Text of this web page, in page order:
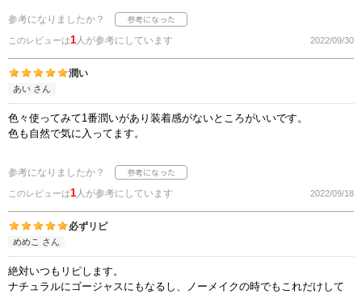
参考になりましたか？
このレビューは1人が参考にしています 2022/09/30
潤い
あい さん
色々使ってみて1番潤いがあり装着感がないところがいいです。
色も自然で気に入ってます。
参考になりましたか？
このレビューは1人が参考にしています 2022/09/18
必ずリピ
めめこ さん
絶対いつもリピします。
ナチュラルにゴージャスにもなるし、ノーメイクの時でもこれだけして